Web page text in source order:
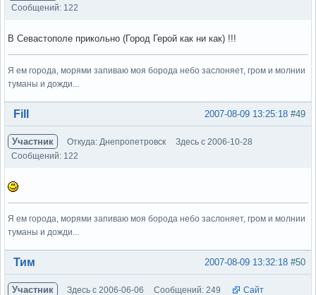
Сообщений: 122
В Севастополе прикольно (Город Герой как ни как) !!!
Я ем города, морями запиваю моя борода небо заслоняет, гром и молнии
туманы и дожди...
Вне форума #49
2007-08-09 13:25:18
Fill
Участник Откуда: Днепропетровск
Здесь с 2006-10-28
Сообщений: 122
Я ем города, морями запиваю моя борода небо заслоняет, гром и молнии
туманы и дожди...
Вне форума #50
2007-08-09 13:32:18
Тим
Участник Здесь с 2006-06-06 Сообщений: 249 Сайт